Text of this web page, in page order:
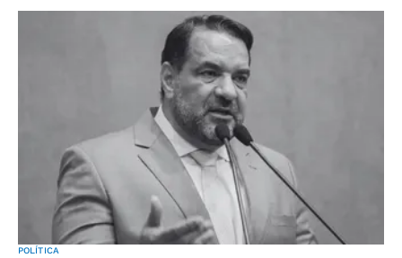
POLÍTICA